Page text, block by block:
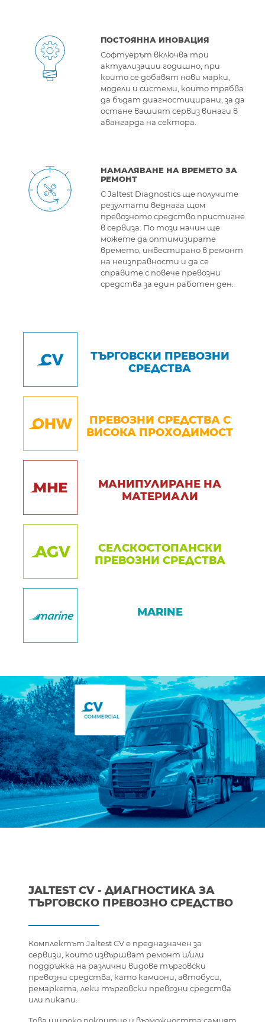
ПОСТОЯННА ИНОВАЦИЯ
Софтуерът включва три
актуализации годишно, при
които се добавят нови марки,
модели и системи, които трябва
да бъдат диагностицирани, за да
остане вашият сервиз винаги в
авангарда на сектора.
НАМАЛЯВАНЕ НА ВРЕМЕТО ЗА
РЕМОНТ
С Jaltest Diagnostics ще получите
резултати веднага щом
превозното средство пристигне
в сервиза. По този начин ще
можете да оптимизирате
времето, инвестирано в ремонт
на неизправности и да се
справите с повече превозни
средства за един работен ден.
ТЪРГОВСКИ ПРЕВОЗНИ
СРЕДСТВА
СЕЛСКОСТОПАНСКИ
ПРЕВОЗНИ СРЕДСТВА
ПРЕВОЗНИ СРЕДСТВА С
ВИСОКА ПРОХОДИМОСТ
МАНИПУЛИРАНЕ НА
МАТЕРИАЛИ
MARINE
JALTEST CV - ДИАГНОСТИКА ЗА
ТЪРГОВСКО ПРЕВОЗНО СРЕДСТВО
Комплектът Jaltest CV е предназначен за
сервизи, които извършват ремонт и/или
поддръжка на различни видове търговски
превозни средства, като камиони, автобуси,
ремаркета, леки търговски превозни средства
или пикапи.
Това широко покритие и възможността самият